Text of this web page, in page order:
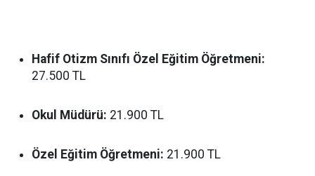
Hafif Otizm Sınıfı Özel Eğitim Öğretmeni:
27.500 TL
Okul Müdürü: 21.900 TL
Özel Eğitim Öğretmeni: 21.900 TL